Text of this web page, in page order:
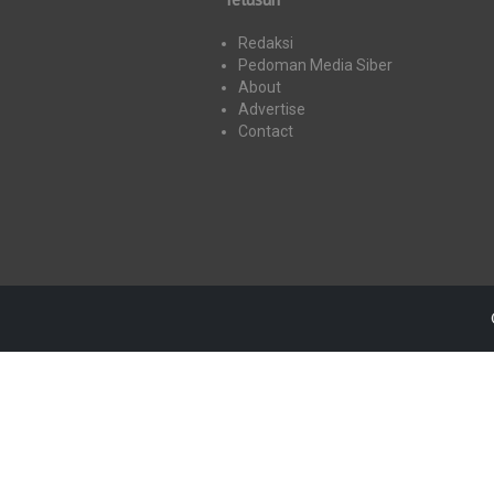
Redaksi
Pedoman Media Siber
About
Advertise
Contact